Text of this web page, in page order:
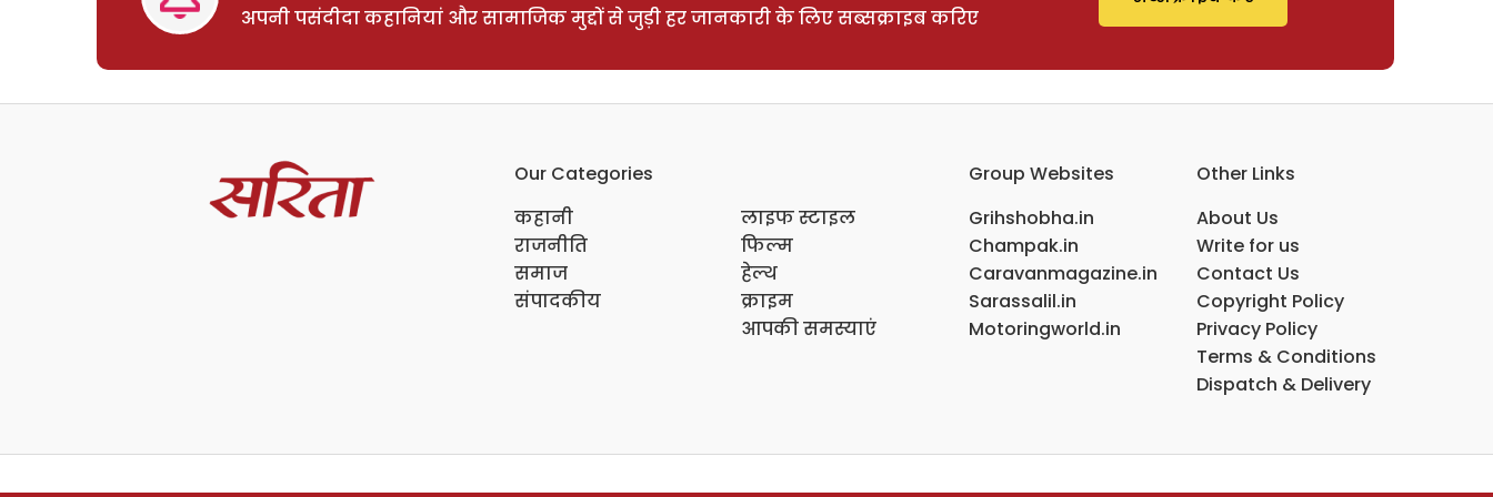
अपनी पसंदीदा कहानियां और सामाजिक मुद्दों से जुड़ी हर जानकारी के लिए सब्सक्राइब करिए
Our Categories
कहानी
राजनीति
समाज
संपादकीय
लाइफ स्टाइल
फिल्म
हेल्थ
क्राइम
आपकी समस्याएं
Group Websites
Grihshobha.in
Champak.in
Caravanmagazine.in
Sarassalil.in
Motoringworld.in
Other Links
About Us
Write for us
Contact Us
Copyright Policy
Privacy Policy
Terms & Conditions
Dispatch & Delivery